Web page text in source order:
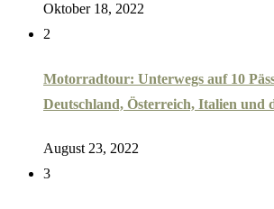
Oktober 18, 2022
2
Motorradtour: Unterwegs auf 10
Deutschland, Österreich, Italien und
August 23, 2022
3